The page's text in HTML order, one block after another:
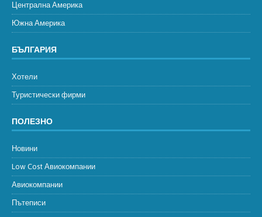
Централна Америка
Южна Америка
БЪЛГАРИЯ
Хотели
Туристически фирми
ПОЛЕЗНО
Новини
Low Cost Авиокомпании
Авиокомпании
Пътеписи